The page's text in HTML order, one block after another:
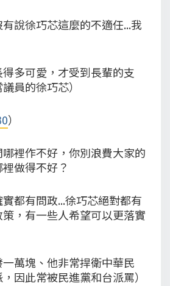
說徐巧芯這麼的不適任...我
得多可愛，才受到長輩的支
員的徐巧芯）
）
裡作不好，你別浪費大家的
做得不好？
都有問政...徐巧芯絕對都有
，有一些人希望可以更落實
一萬塊、他非常捍衛中華民
因此常被民進黨和台派罵）